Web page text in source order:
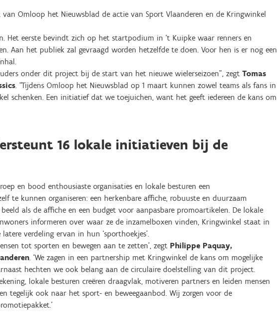
Omloop het Nieuwsblad de actie van Sport Vlaanderen en de Kringwinkel
Het eerste bevindt zich op het startpodium in ‘t Kuipke waar renners en
Aan het publiek zal gevraagd worden hetzelfde te doen. Voor hen is er nog een
onder dit project bij de start van het nieuwe wielerseizoen”, zegt Tomas
. “Tijdens Omloop het Nieuwsblad op 1 maart kunnen zowel teams als fans in
schenken. Een initiatief dat we toejuichen, want het geeft iedereen de kans om
16 lokale initiatieven bij de
en bood enthousiaste organisaties en lokale besturen een
te kunnen organiseren: een herkenbare affiche, robuuste en duurzaam
als de affiche en een budget voor aanpasbare promoartikelen. De lokale
informeren over waar ze de inzamelboxen vinden, Kringwinkel staat in
verdeling ervan in hun ‘sporthoekjes’.
tot sporten en bewegen aan te zetten’, zegt Philippe Paquay,
. ‘We zagen in een partnership met Kringwinkel de kans om mogelijke
hechten we ook belang aan de circulaire doelstelling van dit project.
lokale besturen creëren draagvlak, motiveren partners en leiden mensen
tegelijk ook naar het sport- en beweegaanbod. Wij zorgen voor de